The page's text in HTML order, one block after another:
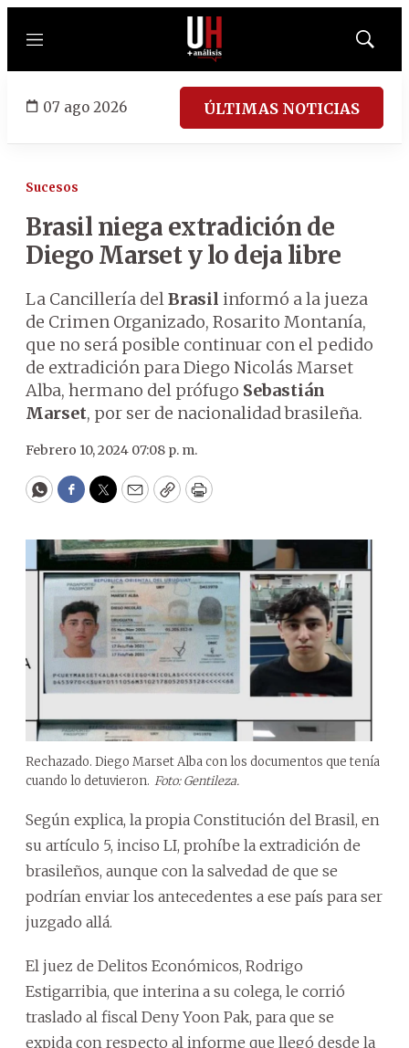
Menú
Mostrar
07 ago 2026 ÚLTIMAS NOTICIAS
Sucesos
Brasil niega extradición de
Diego Marset y lo deja libre
La Cancillería delBrasil informó a la jueza
de Crimen Organizado, Rosarito Montanía,
que no será posible continuar con el pedido
de extradición para Diego Nicolás Marset
Alba, hermano del prófugo Sebastián
Marset, por ser de nacionalidad brasileña.
Febrero 10, 2024 07:08 p. m.
WhatsApp
Facebook
Twitter
EmailCopyPrint
Rechazado. Diego Marset Alba con los documentos que tenía
cuando lo detuvieron. Foto: Gentileza.
Según explica, la propia Constitución del Brasil, en
su artículo 5, inciso LI, prohíbe la extradición de
brasileños, aunque con la salvedad de que se
podrían enviar los antecedentes a ese país para ser
juzgado allá.
El juez de Delitos Económicos, Rodrigo
Estigarribia, que interina a su colega, le corrió
traslado al fiscal Deny Yoon Pak, para que se
expida con respecto al informe que llegó desde la